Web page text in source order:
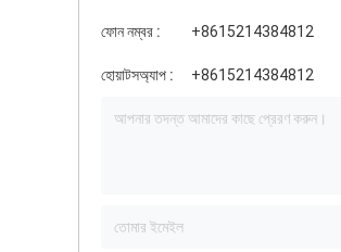
ফোন নম্বর : +8615214384812
হোয়াটসঅ্যাপ : +8615214384812